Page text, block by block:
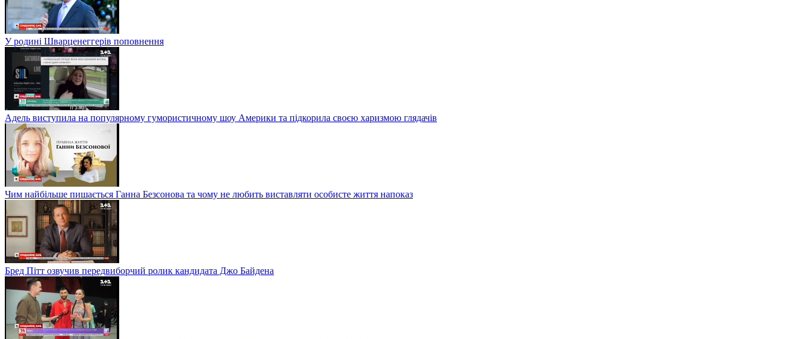
У родині Шварценеггерів поповнення
Адель виступила на популярному гумористичному шоу Америки та підкорила своєю харизмою глядачів
Чим найбільше пишається Ганна Безсонова та чому не любить виставляти особисте життя напоказ
Бред Пітт озвучив передвиборчий ролик кандидата Джо Байдена